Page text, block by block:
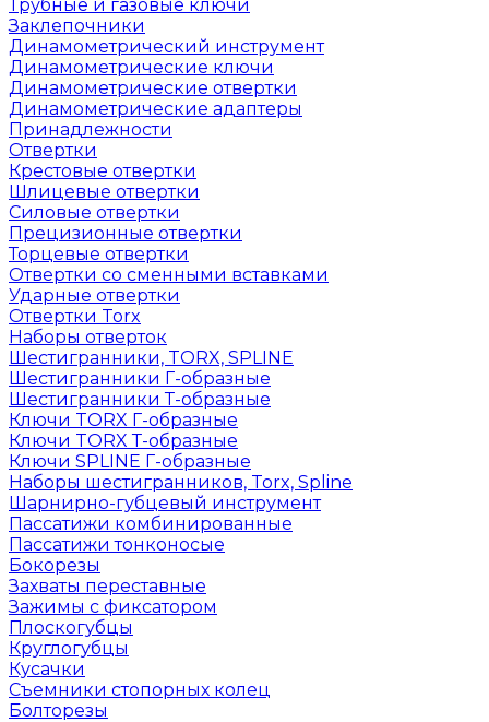
Трубные и газовые ключи
Заклепочники
Динамометрический инструмент
Динамометрические ключи
Динамометрические отвертки
Динамометрические адаптеры
Принадлежности
Отвертки
Крестовые отвертки
Шлицевые отвертки
Силовые отвертки
Прецизионные отвертки
Торцевые отвертки
Отвертки со сменными вставками
Ударные отвертки
Отвертки Torx
Наборы отверток
Шестигранники, TORX, SPLINE
Шестигранники Г-образные
Шестигранники Т-образные
Ключи TORX Г-образные
Ключи TORX Т-образные
Ключи SPLINE Г-образные
Наборы шестигранников, Torx, Spline
Шарнирно-губцевый инструмент
Пассатижи комбинированные
Пассатижи тонконосые
Бокорезы
Захваты переставные
Зажимы с фиксатором
Плоскогубцы
Круглогубцы
Кусачки
Съемники стопорных колец
Болторезы